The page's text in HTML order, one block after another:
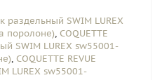
раздельный SWIM LUREX
поролоне), COQUETTE
SWIM LUREX sw55001-
, COQUETTE REVUE
LUREX sw55001-